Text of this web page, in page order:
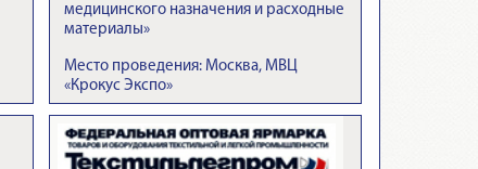
медицинского назначения и расходные
материалы»
Место проведения: Москва, МВЦ
«Крокус Экспо»